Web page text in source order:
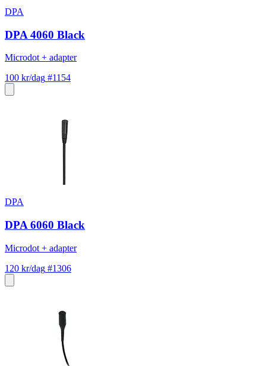
DPA
DPA 4060 Black
Microdot + adapter
100 kr/dag #1154
DPA
DPA 6060 Black
Microdot + adapter
120 kr/dag #1306